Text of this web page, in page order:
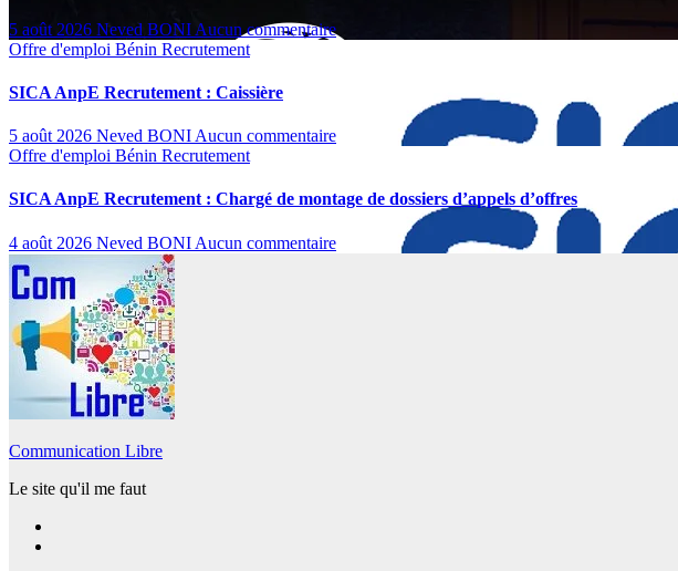
5 août 2026 Neved BONI Aucun commentaire
Offre d'emploi Bénin Recrutement
SICA AnpE Recrutement : Caissière
5 août 2026 Neved BONI Aucun commentaire
Offre d'emploi Bénin Recrutement
SICA AnpE Recrutement : Chargé de montage de dossiers d’appels d’offres
4 août 2026 Neved BONI Aucun commentaire
Communication Libre
Le site qu'il me faut